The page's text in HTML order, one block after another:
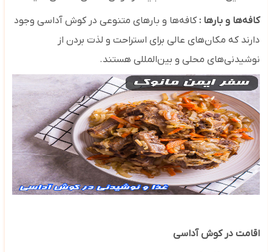
کافه‌ها و بارها : کافه‌ها و بارهای متنوعی در کوش آداسی وجود
دارند که مکان‌های عالی برای استراحت و لذت بردن از
نوشیدنی‌های محلی و بین‌المللی هستند.
اقامت در کوش آداسی